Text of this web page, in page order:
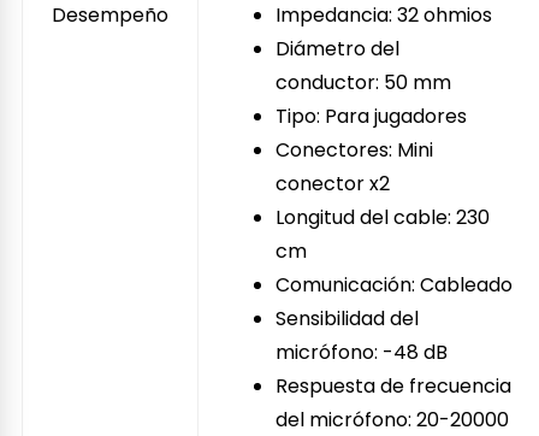
Desempeño
Impedancia: 32 ohmios
Diámetro del
conductor: 50 mm
Tipo: Para jugadores
Conectores: Mini
conector x2
Longitud del cable: 230
cm
Comunicación: Cableado
Sensibilidad del
micrófono: -48 dB
Respuesta de frecuencia
del micrófono: 20-20000